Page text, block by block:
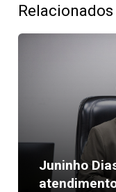
Relacionados
Juninho